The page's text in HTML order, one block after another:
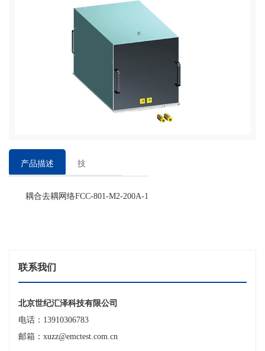
产品描述
技
参
耦合去耦网络FCC-801-M2-200A-1
联系我们
北京世纪汇泽科技有限公司
电话：13910306783
邮箱：xuzz@emctest.com.cn